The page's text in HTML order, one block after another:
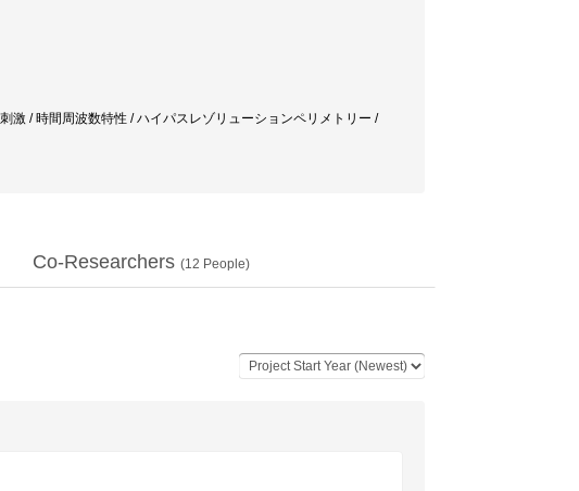
激 / 時間周波数特性 / ハイパスレゾリューションペリメトリー /
Co-Researchers (12 People)